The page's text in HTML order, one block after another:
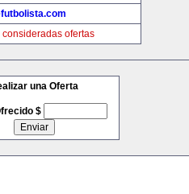
consideradas ofertas
una Oferta
$